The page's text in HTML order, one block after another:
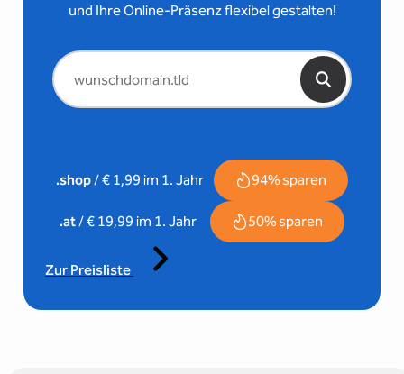
und Ihre Online-Präsenz flexibel gestalten!
.shop/ € 1,99 im 1. Jahr 94% sparen
.at/ € 19,99 im 1. Jahr 50% sparen
Zur Preisliste